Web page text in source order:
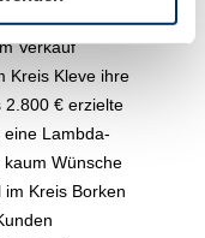
PACE RED-
Verkauf
Kreis Kleve ihre
2.800 € erzielte
Lambda-
kaum Wünsche
Kreis Borken